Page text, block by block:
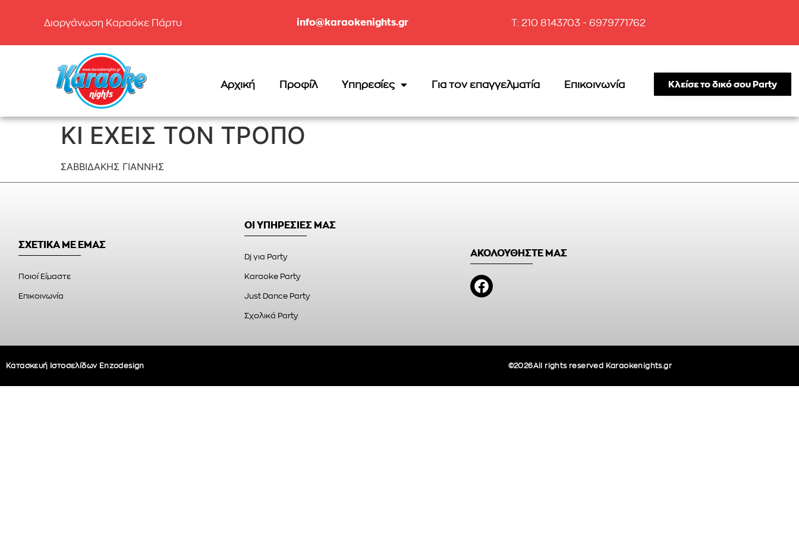
Διοργάνωση Καραόκε Πάρτυ info@karaokenights.gr T: 210 8143703 - 6979771762
Αρχική Προφίλ Υπηρεσίες Για τον επαγγελματία Επικοινωνία Κλείσε το δικό σου Party
ΚΙ ΕΧΕΙΣ ΤΟΝ ΤΡΟΠΟ
ΣΑΒΒΙΔΑΚΗΣ ΓΙΑΝΝΗΣ
ΣΧΕΤΙΚΑ ΜΕ ΕΜΑΣ
Ποιοί Είμαστε
Επικοινωνία
ΟΙ ΥΠΗΡΕΣΙΕΣ ΜΑΣ
Dj για Party
Karaoke Party
Just Dance Party
Σχολικά Party
ΑΚΟΛΟΥΘΗΣΤΕ ΜΑΣ
Κατασκευή Ιστοσελίδων Enzodesign ©2026All rights reserved Karaokenights.gr